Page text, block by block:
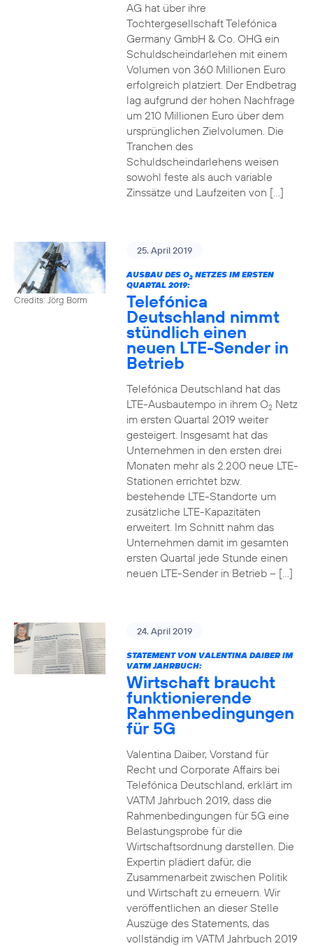
AG hat über ihre
Tochtergesellschaft Telefónica
Germany GmbH & Co. OHG ein
Schuldscheindarlehen mit einem
Volumen von 360 Millionen Euro
erfolgreich platziert. Der Endbetrag
lag aufgrund der hohen Nachfrage
um 210 Millionen Euro über dem
ursprünglichen Zielvolumen. Die
Tranchen des
Schuldscheindarlehens weisen
sowohl feste als auch variable
Zinssätze und Laufzeiten von […]
Credits: Jörg Borm
25. April 2019
AUSBAU DES O2NETZES IM ERSTEN
QUARTAL 2019:
Telefónica
Deutschland nimmt
stündlich einen
neuen LTE-Sender in
Betrieb
Telefónica Deutschland hat das
LTE-Ausbautempo in ihrem O2Netz
im ersten Quartal 2019 weiter
gesteigert. Insgesamt hat das
Unternehmen in den ersten drei
Monaten mehr als 2.200 neue LTE-
Stationen errichtet bzw.
bestehende LTE-Standorte um
zusätzliche LTE-Kapazitäten
erweitert. Im Schnitt nahm das
Unternehmen damit im gesamten
ersten Quartal jede Stunde einen
neuen LTE-Sender in Betrieb – […]
24. April 2019
STATEMENT VON VALENTINA DAIBER IM
VATM JAHRBUCH:
Wirtschaft braucht
funktionierende
Rahmenbedingungen
für 5G
Valentina Daiber, Vorstand für
Recht und Corporate Affairs bei
Telefónica Deutschland, erklärt im
VATM Jahrbuch 2019, dass die
Rahmenbedingungen für 5G eine
Belastungsprobe für die
Wirtschaftsordnung darstellen. Die
Expertin plädiert dafür, die
Zusammenarbeit zwischen Politik
und Wirtschaft zu erneuern. Wir
veröffentlichen an dieser Stelle
Auszüge des Statements, das
vollständig im VATM Jahrbuch 2019